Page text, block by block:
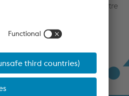
Un team di oltre